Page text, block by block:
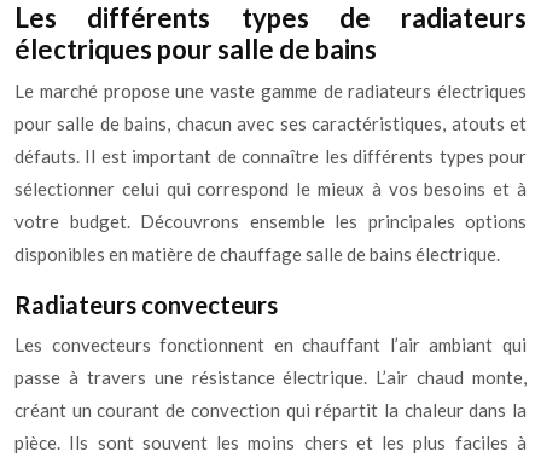
Les différents types de radiateurs
électriques pour salle de bains
Le marché propose une vaste gamme de radiateurs électriques
pour salle de bains, chacun avec ses caractéristiques, atouts et
défauts. Il est important de connaître les différents types pour
sélectionner celui qui correspond le mieux à vos besoins et à
votre budget. Découvrons ensemble les principales options
disponibles en matière de chauffage salle de bains électrique.
Radiateurs convecteurs
Les convecteurs fonctionnent en chauffant l’air ambiant qui
passe à travers une résistance électrique. L’air chaud monte,
créant un courant de convection qui répartit la chaleur dans la
pièce. Ils sont souvent les moins chers et les plus faciles à